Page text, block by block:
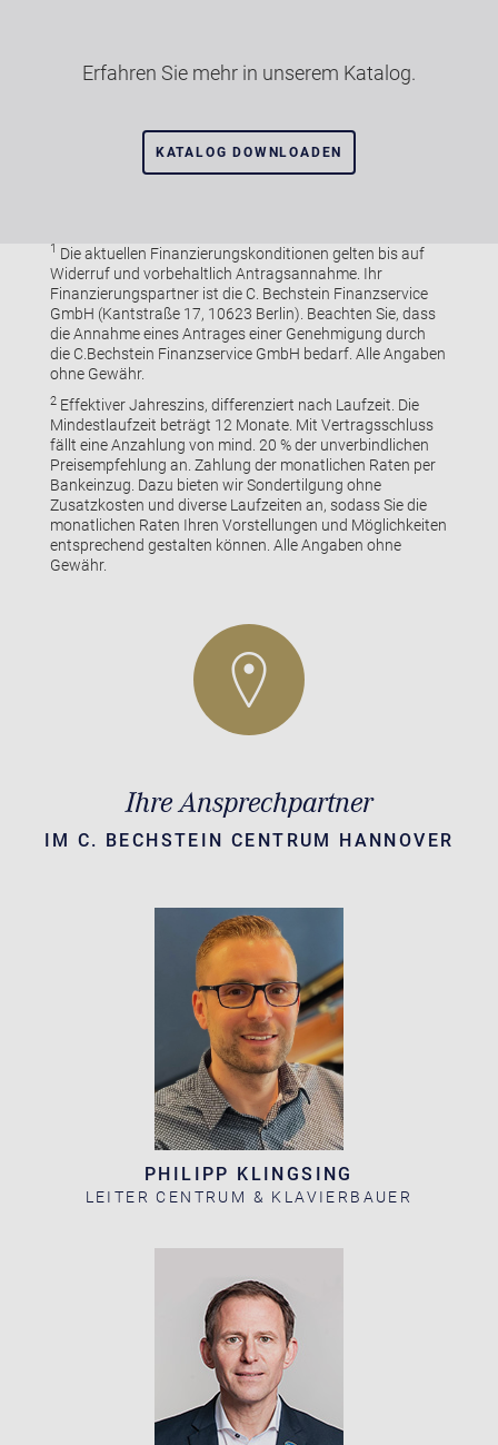
Erfahren Sie mehr in unserem Katalog.
KATALOG DOWNLOADEN
1 Die aktuellen Finanzierungskonditionen gelten bis auf
Widerruf und vorbehaltlich Antragsannahme. Ihr
Finanzierungspartner ist die C. Bechstein Finanzservice
GmbH (Kantstraße 17, 10623 Berlin). Beachten Sie, dass
die Annahme eines Antrages einer Genehmigung durch
die C.Bechstein Finanzservice GmbH bedarf. Alle Angaben
ohne Gewähr.
2Effektiver Jahreszins, differenziert nach Laufzeit. Die
Mindestlaufzeit beträgt 12 Monate. Mit Vertragsschluss
fällt eine Anzahlung von mind. 20 % der unverbindlichen
Preisempfehlung an. Zahlung der monatlichen Raten per
Bankeinzug. Dazu bieten wir Sondertilgung ohne
Zusatzkosten und diverse Laufzeiten an, sodass Sie die
monatlichen Raten Ihren Vorstellungen und Möglichkeiten
entsprechend gestalten können. Alle Angaben ohne
Gewähr.
Ihre Ansprechpartner
IM C. BECHSTEIN CENTRUM HANNOVER
PHILIPP KLINGSING
LEITER CENTRUM & KLAVIERBAUER